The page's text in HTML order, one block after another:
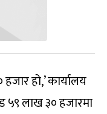
हो,’ कार्यालय
लाख ३० हजारमा